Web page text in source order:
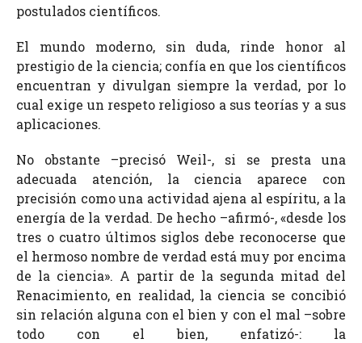
postulados científicos.
El mundo moderno, sin duda, rinde honor al
prestigio de la ciencia; confía en que los científicos
encuentran y divulgan siempre la verdad, por lo
cual exige un respeto religioso a sus teorías y a sus
aplicaciones.
No obstante –precisó Weil-, si se presta una
adecuada atención, la ciencia aparece con
precisión como una actividad ajena al espíritu, a la
energía de la verdad. De hecho –afirmó-, «desde los
tres o cuatro últimos siglos debe reconocerse que
el hermoso nombre de verdad está muy por encima
de la ciencia». A partir de la segunda mitad del
Renacimiento, en realidad, la ciencia se concibió
sin relación alguna con el bien y con el mal –sobre
todo con el bien, enfatizó-: la